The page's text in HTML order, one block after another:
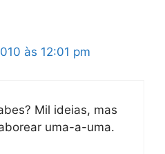
às 12:01 pm
Mil ideias, mas
uma-a-uma.